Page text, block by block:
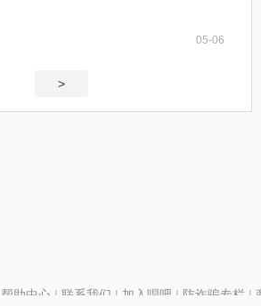
05-06
>
帮助中心 | 联系我们 | 加入唱吧 | 防诈骗专栏 |